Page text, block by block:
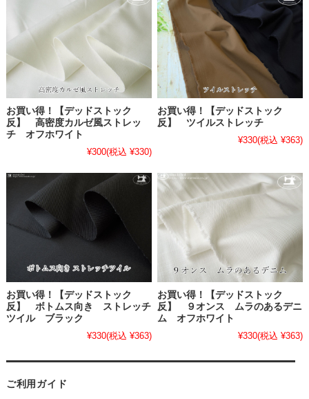
お買い得！【デッドストック
反】 高密度カルゼ風ストレッ
チ オフホワイト
¥300(税込 ¥330)
お買い得！【デッドストック
反】 ツイルストレッチ
¥330(税込 ¥363)
お買い得！【デッドストック
反】 ボトムス向き ストレッチ
ツイル ブラック
¥330(税込 ¥363)
お買い得！【デッドストック
反】 ９オンス ムラのあるデニ
ム オフホワイト
¥330(税込 ¥363)
ご利用ガイド